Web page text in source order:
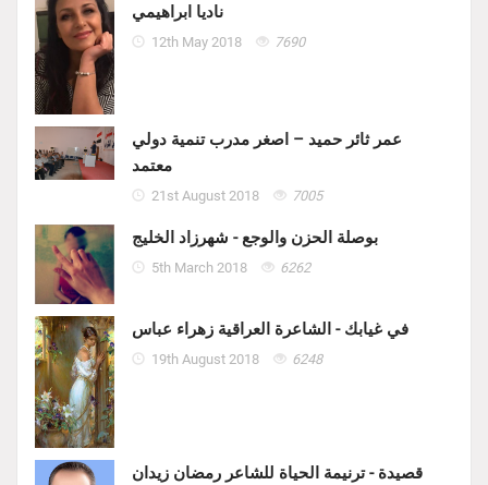
ناديا ابراهيمي
12th May 2018 7690
عمر ثائر حميد – اصغر مدرب تنمية دولي
معتمد
21st August 2018 7005
بوصلة الحزن والوجع - شهرزاد الخليج
5th March 2018 6262
في غيابك - الشاعرة العراقية زهراء عباس
19th August 2018 6248
قصيدة - ترنيمة الحياة للشاعر رمضان زيدان